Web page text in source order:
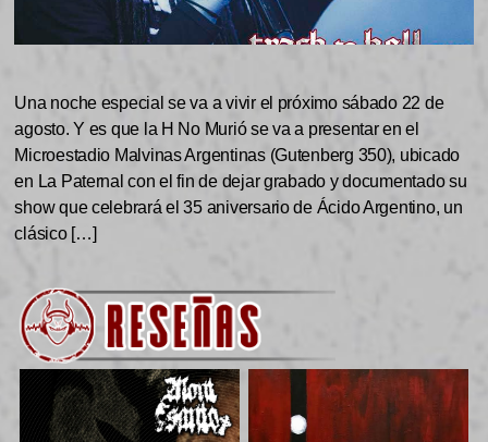
Una noche especial se va a vivir el próximo sábado 22 de
agosto. Y es que la H No Murió se va a presentar en el
Microestadio Malvinas Argentinas (Gutenberg 350), ubicado
en La Paternal con el fin de dejar grabado y documentado su
show que celebrará el 35 aniversario de Ácido Argentino, un
clásico […]